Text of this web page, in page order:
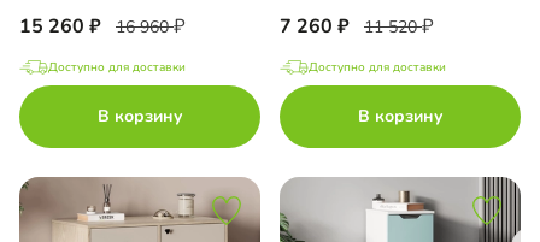
15 260 16 960
Доступно для доставки
В корзину
7 260 11 520
Доступно для доставки
В корзину